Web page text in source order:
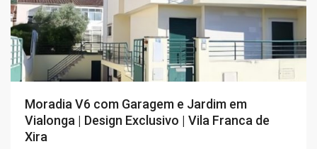
Moradia V6 com Garagem e Jardim em
Vialonga | Design Exclusivo | Vila Franca de
Xira